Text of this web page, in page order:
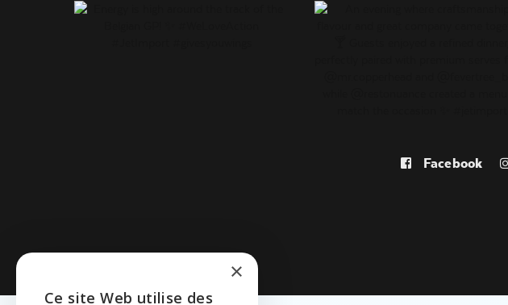
Facebook
×
Ce site Web utilise des